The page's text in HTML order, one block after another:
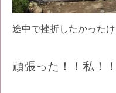
途中で挫折したかった
頑張った！！私！